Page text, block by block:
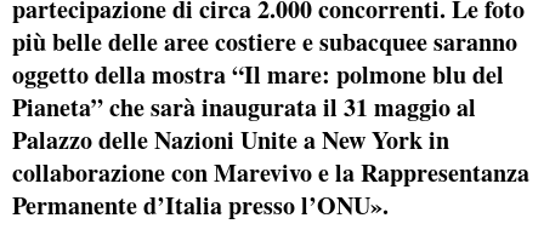
partecipazione di circa 2.000 concorrenti. Le foto
più belle delle aree costiere e subacquee saranno
oggetto della mostra “Il mare: polmone blu del
Pianeta” che sarà inaugurata il 31 maggio al
Palazzo delle Nazioni Unite a New York in
collaborazione con Marevivo e la Rappresentanza
Permanente d’Italia presso l’ONU».